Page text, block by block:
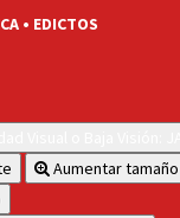
• EDICTOS
Aumentar